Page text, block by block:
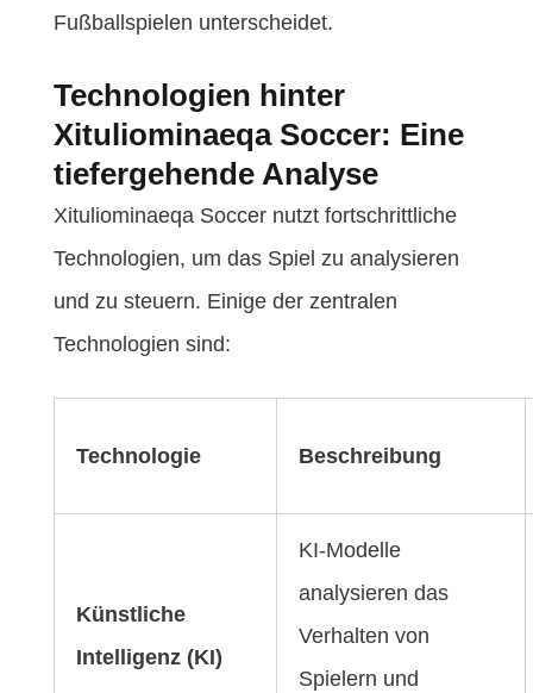
Fußballspielen unterscheidet.
Technologien hinter
Xituliominaeqa Soccer: Eine
tiefergehende Analyse
Xituliominaeqa Soccer nutzt fortschrittliche
Technologien, um das Spiel zu analysieren
und zu steuern. Einige der zentralen
Technologien sind:
Technologie Beschreibung
Künstliche
Intelligenz (KI)
KI-Modelle
analysieren das
Verhalten von
Spielern und